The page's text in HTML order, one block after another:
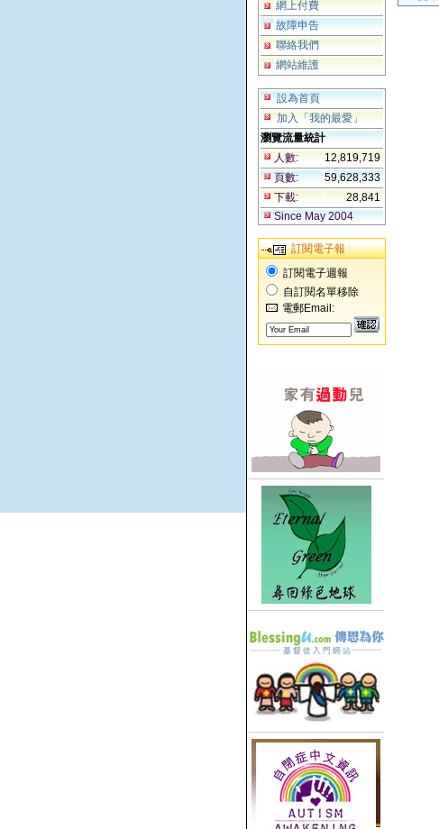
網上付費
故障申告
聯絡我們
網站維護
設為首頁
加入「我的最愛」
瀏覽流量統計
人數:
12,819,719
頁數:
59,628,333
下載:
28,841
Since May 2004
訂閱電子報
訂閱電子週報
自訂閱名單移除
電郵Email: